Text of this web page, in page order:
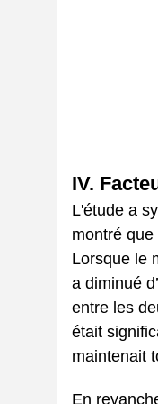
IV.
L'étude a
montré
Lorsque le
a diminué
entre les
était
maintenait
En